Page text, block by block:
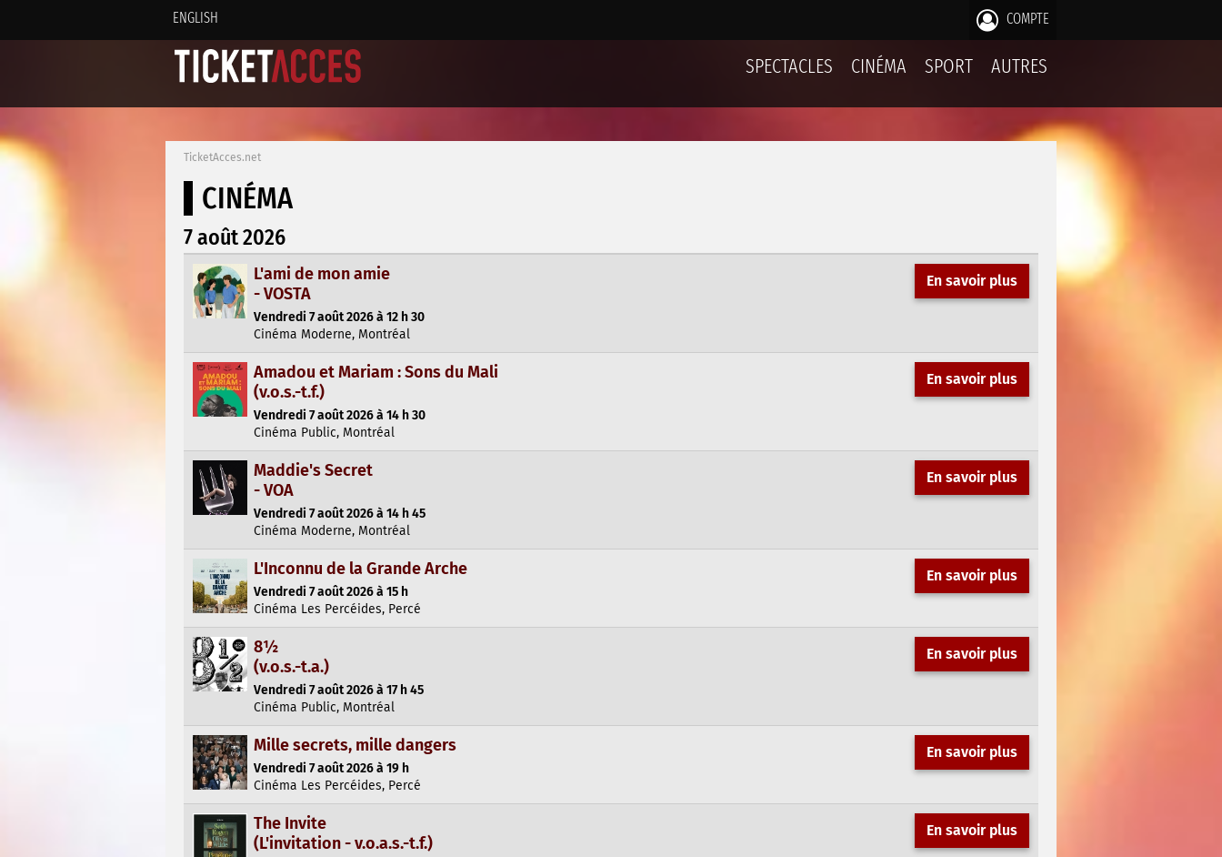
ENGLISH COMPTE
SPECTACLES CINÉMA SPORT AUTRES
TicketAcces.net
CINÉMA
7 août 2026
L'ami de mon amie
- VOSTA
Vendredi 7 août 2026 à 12 h 30
Cinéma Moderne, Montréal
En savoir plus
Amadou et Mariam : Sons du Mali
(v.o.s.-t.f.)
Vendredi 7 août 2026 à 14 h 30
Cinéma Public, Montréal
En savoir plus
Maddie's Secret
- VOA
Vendredi 7 août 2026 à 14 h 45
Cinéma Moderne, Montréal
En savoir plus
L'Inconnu de la Grande Arche
Vendredi 7 août 2026 à 15 h
Cinéma Les Percéides, Percé
En savoir plus
8½
(v.o.s.-t.a.)
Vendredi 7 août 2026 à 17 h 45
Cinéma Public, Montréal
En savoir plus
Mille secrets, mille dangers
Vendredi 7 août 2026 à 19 h
Cinéma Les Percéides, Percé
En savoir plus
The Invite
(L'invitation - v.o.a.s.-t.f.)
En savoir plus